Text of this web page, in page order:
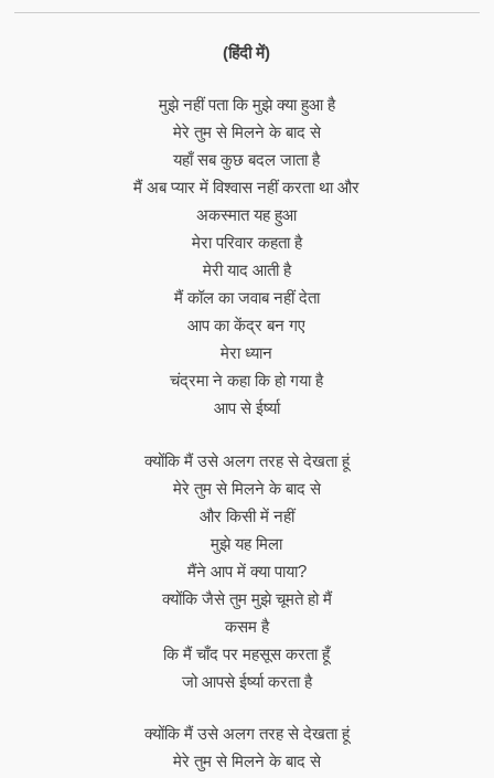
(हिंदी में)
मुझे नहीं पता कि मुझे क्या हुआ है
मेरे तुम से मिलने के बाद से
यहाँ सब कुछ बदल जाता है
मैं अब प्यार में विश्वास नहीं करता था और
अकस्मात यह हुआ
मेरा परिवार कहता है
मेरी याद आती है
मैं कॉल का जवाब नहीं देता
आप का केंद्र बन गए
मेरा ध्यान
चंद्रमा ने कहा कि हो गया है
आप से ईर्ष्या
क्योंकि मैं उसे अलग तरह से देखता हूं
मेरे तुम से मिलने के बाद से
और किसी में नहीं
मुझे यह मिला
मैंने आप में क्या पाया?
क्योंकि जैसे तुम मुझे चूमते हो मैं
कसम है
कि मैं चाँद पर महसूस करता हूँ
जो आपसे ईर्ष्या करता है
क्योंकि मैं उसे अलग तरह से देखता हूं
मेरे तुम से मिलने के बाद से